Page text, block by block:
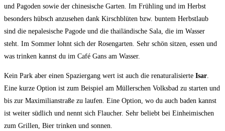
und Pagoden sowie der chinesische Garten. Im Frühling und im Herbst
besonders hübsch anzusehen dank Kirschblüten bzw. buntem Herbstlaub
sind die nepalesische Pagode und die thailändische Sala, die im Wasser
steht. Im Sommer lohnt sich der Rosengarten. Sehr schön sitzen, essen und
was trinken kannst du im Café Gans am Wasser.
Kein Park aber einen Spaziergang wert ist auch die renaturalisierte Isar
Eine kurze Option ist zum Beispiel am Müllerschen Volksbad zu starten und
bis zur Maximilianstraße zu laufen. Eine Option, wo du auch baden kannst
ist weiter südlich und nennt sich Flaucher. Sehr beliebt bei Einheimischen
zum Grillen, Bier trinken und sonnen.